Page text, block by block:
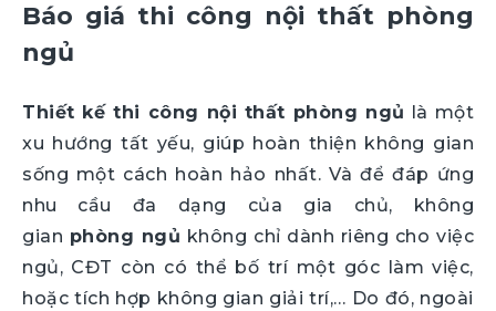
Báo giá thi công nội thất phòng
ngủ
Thiết kế thi công nội thất phòng ngủ là một
xu hướng tất yếu, giúp hoàn thiện không gian
sống một cách hoàn hảo nhất. Và để đáp ứng
nhu cầu đa dạng của gia chủ, không
gian phòng ngủ không chỉ dành riêng cho việc
ngủ, CĐT còn có thể bố trí một góc làm việc,
hoặc tích hợp không gian giải trí,… Do đó, ngoài